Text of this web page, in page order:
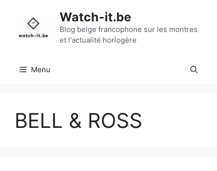
contenu
Watch-it.be
Blog belge francophone sur les montres
et l'actualité horlogère
Menu
BELL & ROSS